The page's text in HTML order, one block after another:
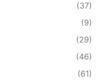
(37)
(9)
(29)
(46)
(61)